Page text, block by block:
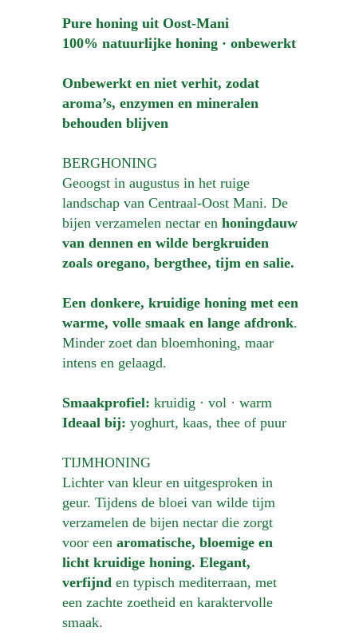
Pure honing uit Oost-Mani
100% natuurlijke honing · onbewerkt
Onbewerkt en niet verhit, zodat
aroma’s, enzymen en mineralen
behouden blijven
BERGHONING
Geoogst in augustus in het ruige
landschap van Centraal-Oost Mani. De
bijen verzamelen nectar enhoningdauw
van dennen en wilde bergkruiden
zoals oregano, bergthee, tijm en salie.
Een donkere, kruidige honing met een
warme, volle smaak en lange afdronk.
Minder zoet dan bloemhoning, maar
intens en gelaagd.
Smaakprofiel: kruidig · vol · warm
Ideaal bij: yoghurt, kaas, thee of puur
TIJMHONING
Lichter van kleur en uitgesproken in
geur. Tijdens de bloei van wilde tijm
verzamelen de bijen nectar die zorgt
voor eenaromatische, bloemige en
licht kruidige honing. Elegant,
verfijnd en typisch mediterraan, met
een zachte zoetheid en karaktervolle
smaak.